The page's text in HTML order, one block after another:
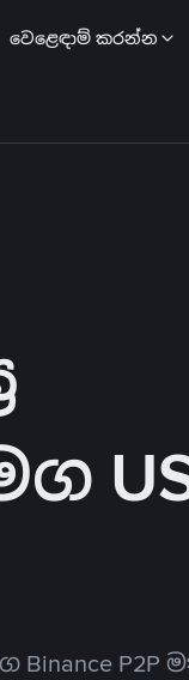
වෙළෙඳාම් කරන්න
P2P